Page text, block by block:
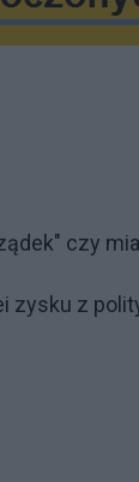
czy
zysku z